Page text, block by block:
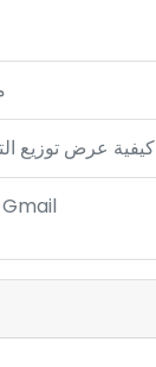
كيفية عرض توزيع
تم إنشاؤه كإضافة لـ Gmail